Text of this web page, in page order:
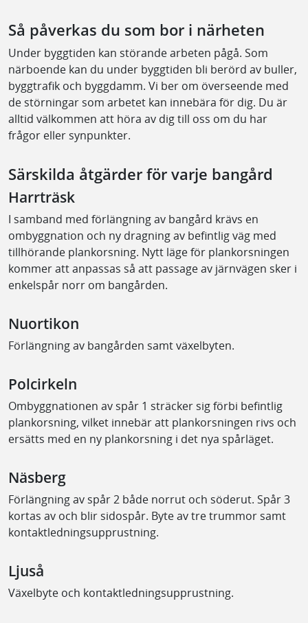
Så påverkas du som bor i närheten
Under byggtiden kan störande arbeten pågå. Som
närboende kan du under byggtiden bli berörd av buller,
byggtrafik och byggdamm. Vi ber om överseende med
de störningar som arbetet kan innebära för dig. Du är
alltid välkommen att höra av dig till oss om du har
frågor eller synpunkter.
Särskilda åtgärder för varje bangård
Harrträsk
I samband med förlängning av bangård krävs en
ombyggnation och ny dragning av befintlig väg med
tillhörande plankorsning. Nytt läge för plankorsningen
kommer att anpassas så att passage av järnvägen sker i
enkelspår norr om bangården.
Nuortikon
Förlängning av bangården samt växelbyten.
Polcirkeln
Ombyggnationen av spår 1 sträcker sig förbi befintlig
plankorsning, vilket innebär att plankorsningen rivs och
ersätts med en ny plankorsning i det nya spårläget.
Näsberg
Förlängning av spår 2 både norrut och söderut. Spår 3
kortas av och blir sidospår. Byte av tre trummor samt
kontaktledningsupprustning.
Ljuså
Växelbyte och kontaktledningsupprustning.